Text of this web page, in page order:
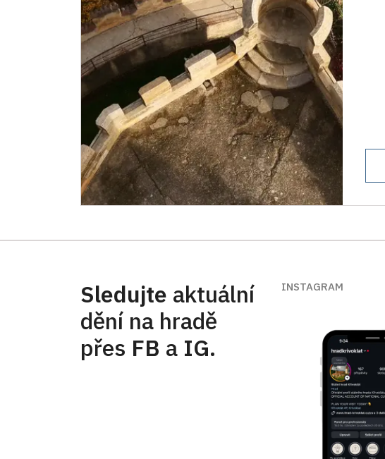
Sledujte aktuální
dění na hradě
přes FB a IG.
INSTAGRAM